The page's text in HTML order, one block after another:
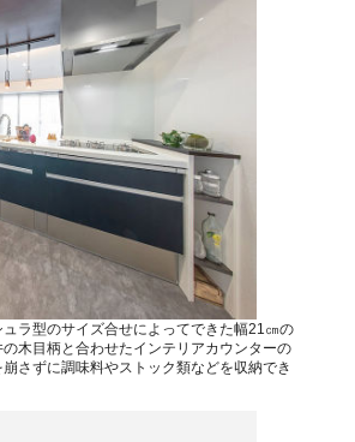
ラ型のサイズ合せによってできた幅21㎝の
木目柄と合わせたインテリアカウンターの
さずに調味料やストック類などを収納でき